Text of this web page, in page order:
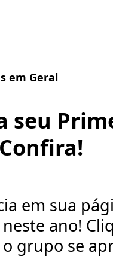
em Geral
seu
em sua
ano!
grupo se